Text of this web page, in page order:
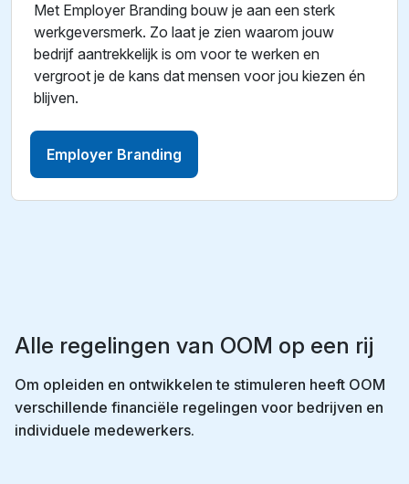
Met Employer Branding bouw je aan een sterk
werkgeversmerk. Zo laat je zien waarom jouw
bedrijf aantrekkelijk is om voor te werken en
vergroot je de kans dat mensen voor jou kiezen én
blijven.
Employer Branding
Alle regelingen van OOM op een rij
Om opleiden en ontwikkelen te stimuleren heeft OOM
verschillende financiële regelingen voor bedrijven en
individuele medewerkers.